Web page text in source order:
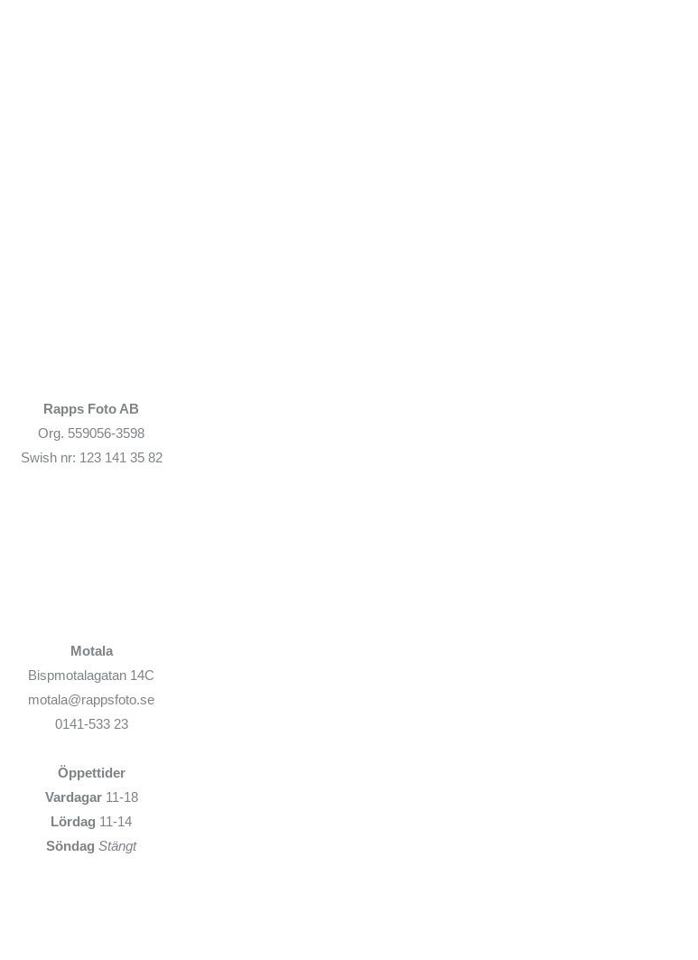
Rapps Foto AB
Org. 559056-3598
Swish nr: 123 141 35 82
Motala
Bispmotalagatan 14C
motala@rappsfoto.se
0141-533 23
Öppettider
Vardagar11-18
Lördag 11-14
Söndag Stängt